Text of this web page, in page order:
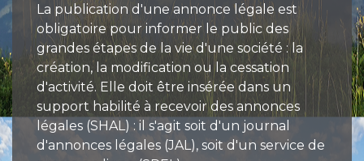
La publication d'une annonce légale est
obligatoire pour informer le public des
grandes étapes de la vie d'une société : la
création, la modification ou la cessation
d'activité. Elle doit être insérée dans un
support habilité à recevoir des annonces
légales (SHAL) : il s'agit soit d'un journal
d'annonces légales (JAL), soit d'un service de